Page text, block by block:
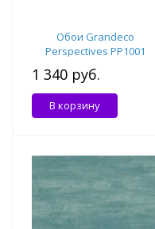
Обои Grandeco
Perspectives PP1001
1 340 руб.
В корзину